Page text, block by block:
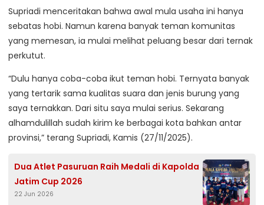
Supriadi menceritakan bahwa awal mula usaha ini hanya
sebatas hobi. Namun karena banyak teman komunitas
yang memesan, ia mulai melihat peluang besar dari ternak
perkutut.
“Dulu hanya coba-coba ikut teman hobi. Ternyata banyak
yang tertarik sama kualitas suara dan jenis burung yang
saya ternakkan. Dari situ saya mulai serius. Sekarang
alhamdulillah sudah kirim ke berbagai kota bahkan antar
provinsi,” terang Supriadi, Kamis (27/11/2025).
Dua Atlet Pasuruan Raih Medali di Kapolda
Jatim Cup 2026
22 Jun 2026